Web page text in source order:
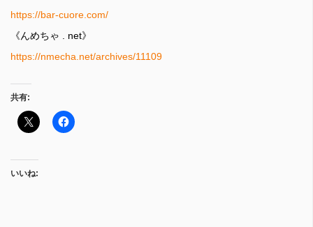
https://bar-cuore.com/
《んめちゃ . net》
https://nmecha.net/archives/11109
共有:
いいね: